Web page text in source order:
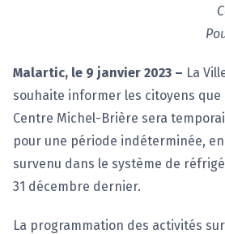
Malartic, le 9 janvier 2023 – La
souhaite informer les citoyens
Centre Michel-Brière sera
pour une période indéterminée,
survenu dans le système de
31 décembre dernier.
La programmation des activités